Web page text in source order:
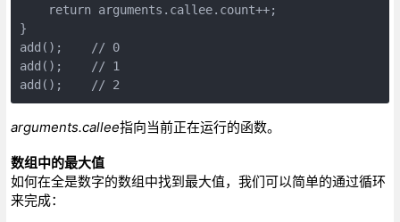
    return arguments.callee.count++;
}
add();    // 0
add();    // 1
add();    // 2
arguments.callee指向当前正在运行的函数。
数组中的最大值
如何在全是数字的数组中找到最大值，我们可以简单的通过循环
来完成：